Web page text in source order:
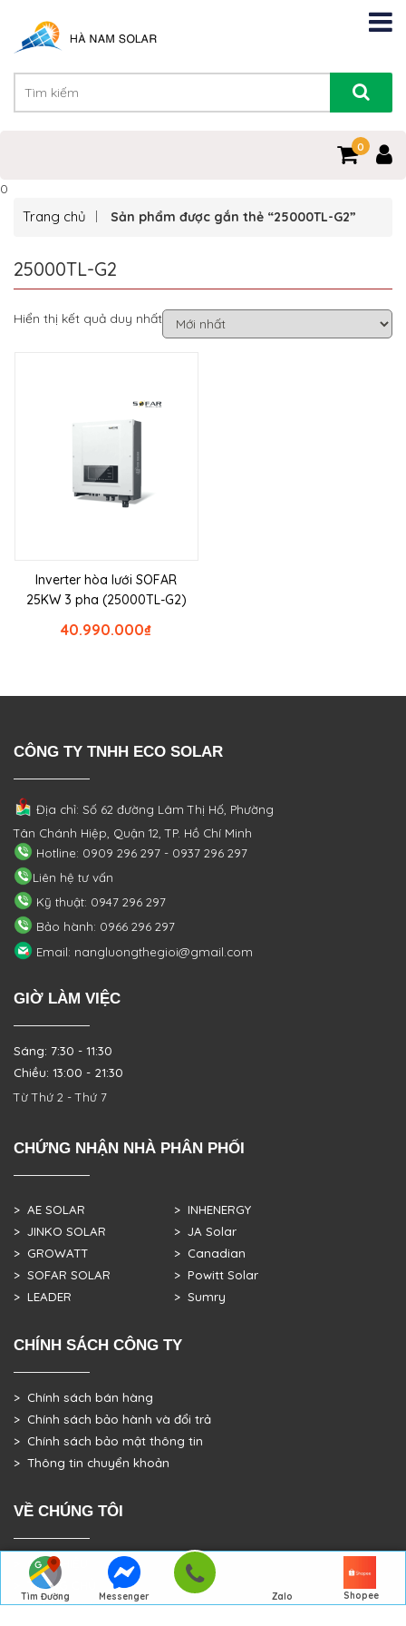
0
Tìm Đường
Messenger
Zalo Shopee
0
Trang chủ Sản phẩm được gắn thẻ “25000TL-G2”
25000TL-G2
Hiển thị kết quả duy nhất
Inverter hòa lưới SOFAR
25KW 3 pha (25000TL-G2)
₫
40.990.000
CÔNG TY TNHH ECO SOLAR
Địa chỉ: Số 62 đường Lâm Thị Hố, Phường
Tân Chánh Hiệp, Quận 12, TP. Hồ Chí Minh
Hotline: 0909 296 297 - 0937 296 297
Liên hệ tư vấn
Kỹ thuật: 0947 296 297
Bảo hành: 0966 296 297
Email: nangluongthegioi@gmail.com
GIỜ LÀM VIỆC
Sáng: 7:30 - 11:30
Chiều: 13:00 - 21:30
Từ Thứ 2 - Thứ 7
CHỨNG NHẬN NHÀ PHÂN PHỐI
> AE SOLAR
> JINKO SOLAR
> GROWATT
> SOFAR SOLAR
> LEADER
> INHENERGY
> JA Solar
> Canadian
> Powitt Solar
> Sumry
CHÍNH SÁCH CÔNG TY
> Chính sách bán hàng
> Chính sách bảo hành và đổi trả
> Chính sách bảo mật thông tin
> Thông tin chuyển khoản
VỀ CHÚNG TÔI
> GIỚI THIỆU
> TRANG CHỦ
> DỰ ÁN THỰC TẾ